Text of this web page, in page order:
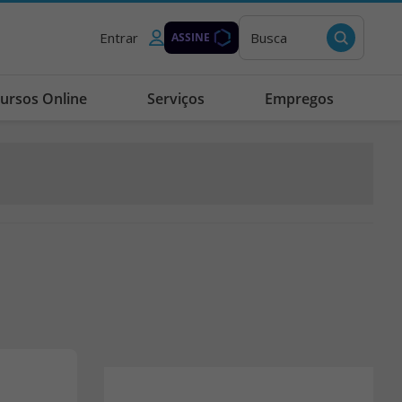
Entrar ASSINE Busca
Online Serviços Empregos